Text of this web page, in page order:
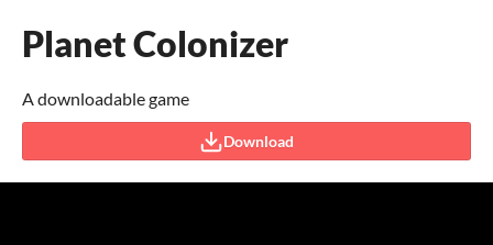
Planet Colonizer
A downloadable game
Download